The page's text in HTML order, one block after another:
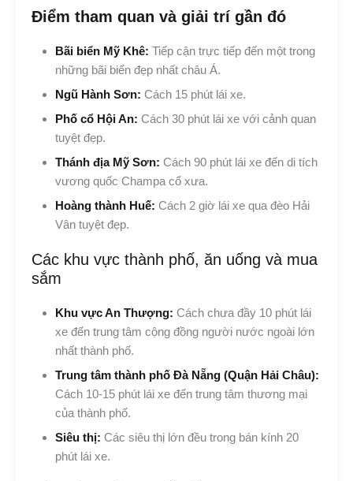
Điểm tham quan và giải trí gần đó
Bãi biển Mỹ Khê: Tiếp cận trực tiếp đến một trong
những bãi biển đẹp nhất châu Á.
Ngũ Hành Sơn: Cách 15 phút lái xe.
Phố cổ Hội An: Cách 30 phút lái xe với cảnh quan
tuyệt đẹp.
Thánh địa Mỹ Sơn: Cách 90 phút lái xe đến di tích
vương quốc Champa cổ xưa.
Hoàng thành Huế: Cách 2 giờ lái xe qua đèo Hải
Vân tuyệt đẹp.
Các khu vực thành phố, ăn uống và mua
sắm
Khu vực An Thượng: Cách chưa đầy 10 phút lái
xe đến trung tâm cộng đồng người nước ngoài lớn
nhất thành phố.
Trung tâm thành phố Đà Nẵng (Quận Hải Châu):
Cách 10-15 phút lái xe đến trung tâm thương mại
của thành phố.
Siêu thị: Các siêu thị lớn đều trong bán kính 20
phút lái xe.